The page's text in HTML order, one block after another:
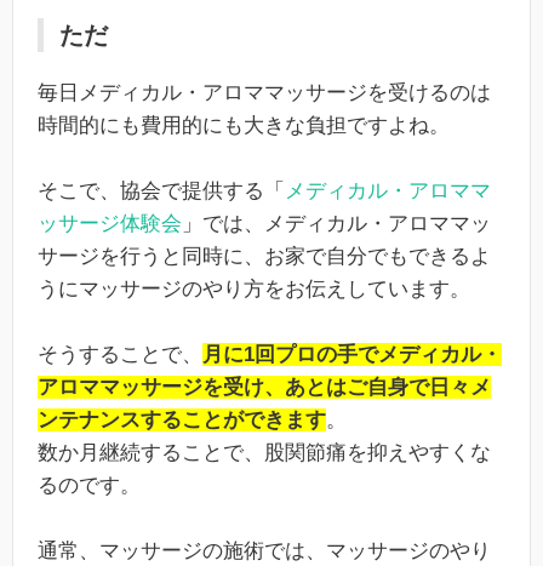
ただ
毎日メディカル・アロママッサージを受けるのは
時間的にも費用的にも大きな負担ですよね。
そこで、協会で提供する「 メディカル・アロママ
ッサージ体験会 」では、メディカル・アロママッ
サージを行うと同時に、お家で自分でもできるよ
うにマッサージのやり方をお伝えしています。
そうすることで、
月に1回プロの手でメディカル・
アロママッサージを受け、あとはご自身で日々メ
ンテナンスすることができます。
数か月継続することで、股関節痛を抑えやすくな
るのです。
通常、マッサージの施術では、マッサージのやり